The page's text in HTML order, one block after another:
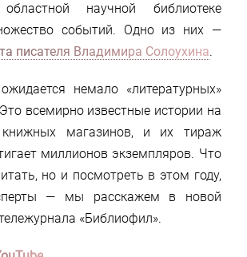
научной библиотеке
событий. Одно из них —
писателя Владимира Солоухина.
немало «литературных»
всемирно известные истории на
книжных магазинов, и их тираж
миллионов экземпляров. Что
но и посмотреть в этом году,
— мы расскажем в новой
«Библиофил».